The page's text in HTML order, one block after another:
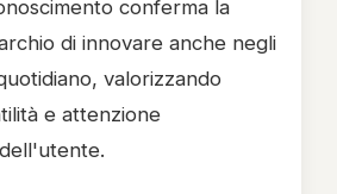
conferma la
di innovare anche negli
valorizzando
e attenzione